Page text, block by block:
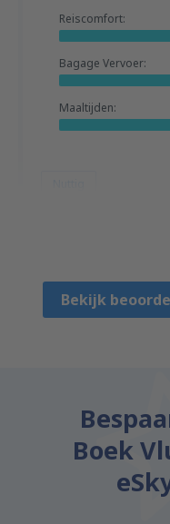
Reiscomfort:
Bagage Vervoer:
Maaltijden:
Bekijk
Boek